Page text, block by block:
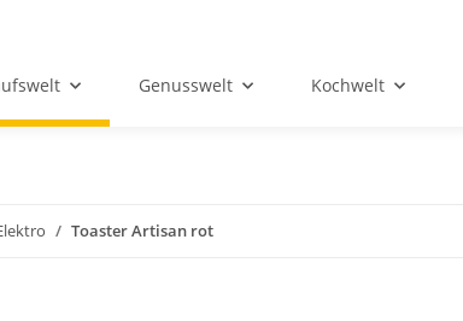
Genusswelt Kochwelt
Toaster Artisan rot